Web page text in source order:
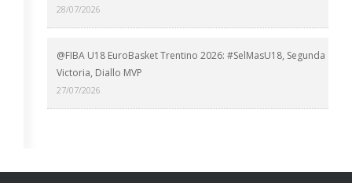
28/07/2026
@FIBA U18 EuroBasket Trentino 2026: #SelMasU18, Segunda
Victoria, Diallo MVP
27/07/2026